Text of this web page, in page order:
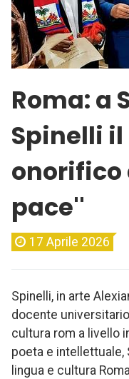
Roma: a
Spinelli
onorifico
pace''
17 Aprile 2026
Spinelli, in arte
docente
cultura rom a livello
poeta e intellettuale,
lingua e cultura